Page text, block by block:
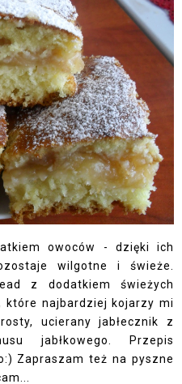
owoców - dzięki ich
wilgotne i świeże.
z dodatkiem świeżych
które najbardziej kojarzy mi
ucierany jabłecznik z
jabłkowego. Przepis
Zapraszam też na pyszne